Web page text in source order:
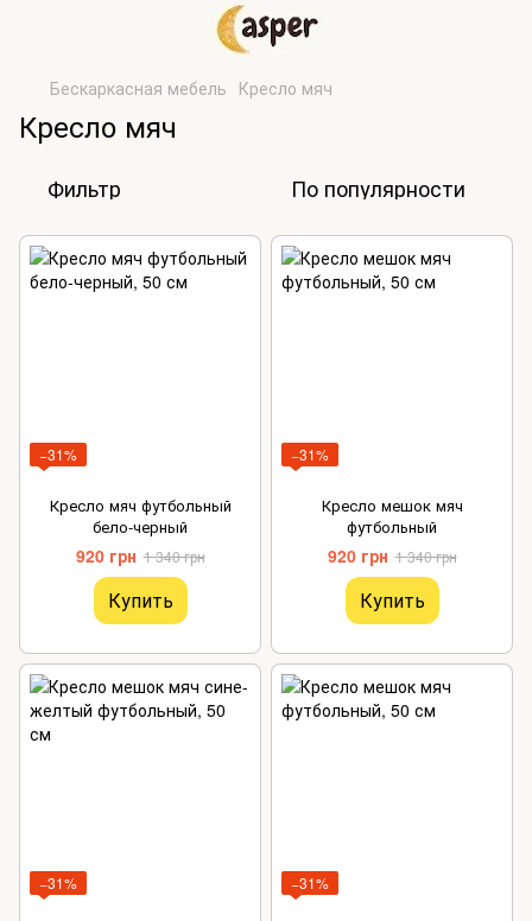
Бескаркасная мебель Кресло мяч
Кресло мяч
Фильтр По популярности
−31%
Кресло мяч футбольный
бело-черный
920 грн 1 340 грн
Купить
−31%
Кресло мешок мяч
футбольный
920 грн 1 340 грн
Купить
−31% −31%